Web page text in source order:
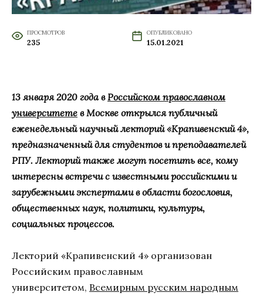
ПРОСМОТРОВ
235
ОПУБЛИКОВАНО
15.01.2021
13 января 2020 года в Российском православном
университете в Москве открылся публичный
еженедельный научный лекторий «Крапивенский 4»,
предназначенный для студентов и преподавателей
РПУ. Лекторий также могут посетить все, кому
интересны встречи с известными российскими и
зарубежными экспертами в области богословия,
общественных наук, политики, культуры,
социальных процессов.
Лекторий «Крапивенский 4» организован
Российским православным
университетом, Всемирным русским народным